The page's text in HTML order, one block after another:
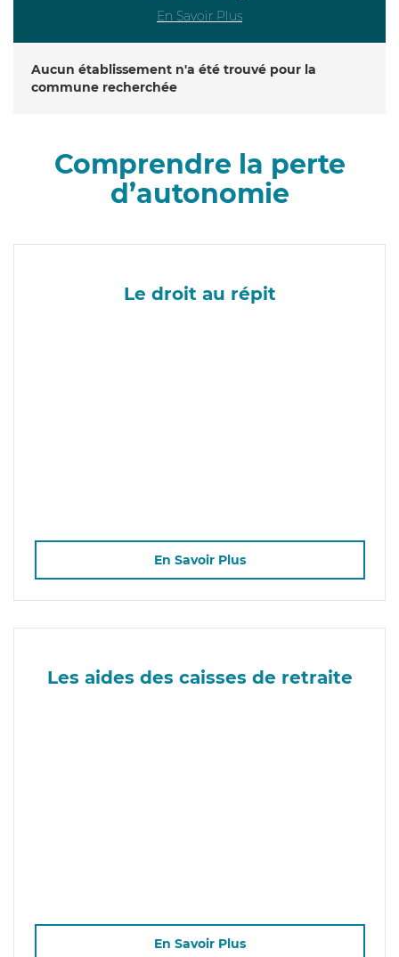
En Savoir Plus
Aucun établissement n'a été trouvé pour la
commune recherchée
Comprendre la perte
d’autonomie
Le droit au répit
En Savoir Plus
Les aides des caisses de retraite
En Savoir Plus